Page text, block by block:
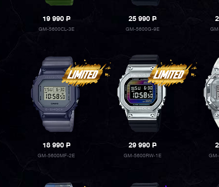
19 990P
GM-5600CL-3E
25 990P
GM-5600G-9E
18 990P
GM-5600MF-2E
29 990P
GM-5600RW-1E